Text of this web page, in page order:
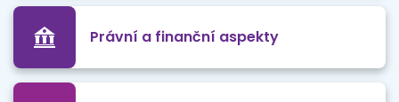
Právní a finanční aspekty